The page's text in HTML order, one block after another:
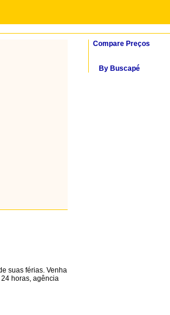
suas férias. Venha
horas, agência
Compare Preços
By Buscapé